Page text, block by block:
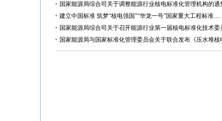
国家能源局综合司关于调整能源行业核电标准化管理机构的通
建立中国标准 筑梦“核电强国”“华龙一号”国家重大工程标准.....
国家能源局综合司关于召开能源行业第一届核电标准化技术
国家能源局与国家标准化管理委员会关于联合发布《压水堆